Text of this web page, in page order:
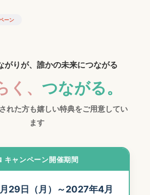
ーン
がりが、誰かの未来につながる
く、 つながる。
れた方も嬉しい特典をご用意してい
ます
キャンペーン開催期間
29日（月）～2027年4月